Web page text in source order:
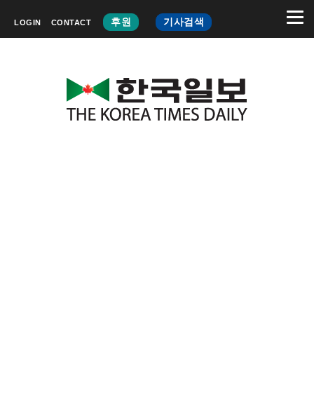
LOGIN CONTACT 후원 기사검색